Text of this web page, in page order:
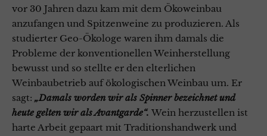
vor 30 Jahren dazu kam mit dem Ökoweinbau
anzufangen und Spitzenweine zu produzieren. Als
studierter Geo-Ökologe waren ihm damals die
Probleme der konventionellen Weinherstellung
bewusst und so stellte er den elterlichen
Weinbaubetrieb auf ökologischen Weinbau um. Er
sagt: „Damals worden wir als Spinner bezeichnet und
heute gelten wir als Avantgarde“. Wein herzustellen ist
harte Arbeit gepaart mit Traditionshandwerk und